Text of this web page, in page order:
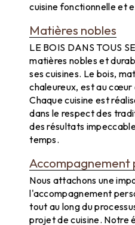
cuisine fonctionnelle et
Matières nobles
LE BOIS DANS TOUS
matières nobles et
ses cuisines. Le bois,
chaleureux, est au cœur
Chaque cuisine est
dans le respect des
des résultats
temps.
Accompagnement
Nous attachons une
l'accompagnement
tout au long du
projet de cuisine. Notre